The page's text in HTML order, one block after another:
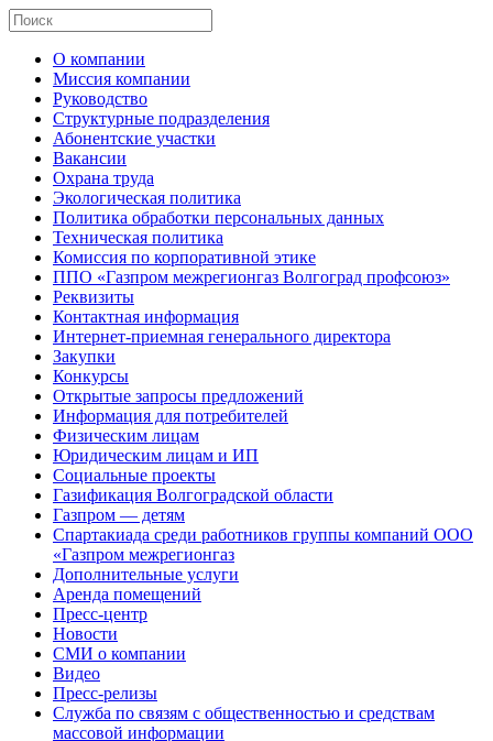
О компании
Миссия компании
Руководство
Структурные подразделения
Абонентские участки
Вакансии
Охрана труда
Экологическая политика
Политика обработки персональных данных
Техническая политика
Комиссия по корпоративной этике
ППО «Газпром межрегионгаз Волгоград профсоюз»
Реквизиты
Контактная информация
Интернет-приемная генерального директора
Закупки
Конкурсы
Открытые запросы предложений
Информация для потребителей
Физическим лицам
Юридическим лицам и ИП
Социальные проекты
Газификация Волгоградской области
Газпром — детям
Спартакиада среди работников группы компаний ООО
«Газпром межрегионгаз
Дополнительные услуги
Аренда помещений
Пресс-центр
Новости
СМИ о компании
Видео
Пресс-релизы
Служба по связям с общественностью и средствам
массовой информации